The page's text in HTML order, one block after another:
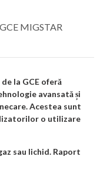
MIGSTAR
la GCE oferă
avansată și
Acestea sunt
o utilizare
sau lichid. Raport